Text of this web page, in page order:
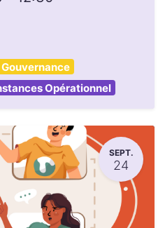
Gouvernance
Opérationnel
SEPT.
24